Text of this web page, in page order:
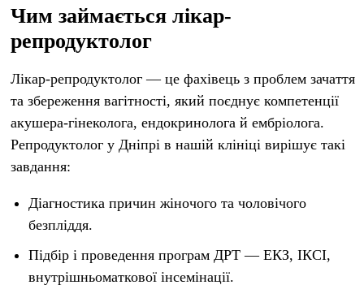
Чим займається лікар-
репродуктолог
Лікар-репродуктолог — це фахівець з проблем зачаття
та збереження вагітності, який поєднує компетенції
акушера-гінеколога, ендокринолога й ембріолога.
Репродуктолог у Дніпрі в нашій клініці вирішує такі
завдання:
Діагностика причин жіночого та чоловічого
безпліддя.
Підбір і проведення програм ДРТ — ЕКЗ, ІКСІ,
внутрішньоматкової інсемінації.